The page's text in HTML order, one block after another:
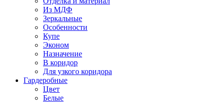
Из МДФ
Зеркальные
Особенности
Купе
Эконом
Назначение
В коридор
Для узкого коридора
Гардеробные
Цвет
Белые